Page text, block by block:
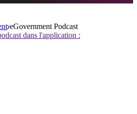
eGovernment Podcast
dans l'application :